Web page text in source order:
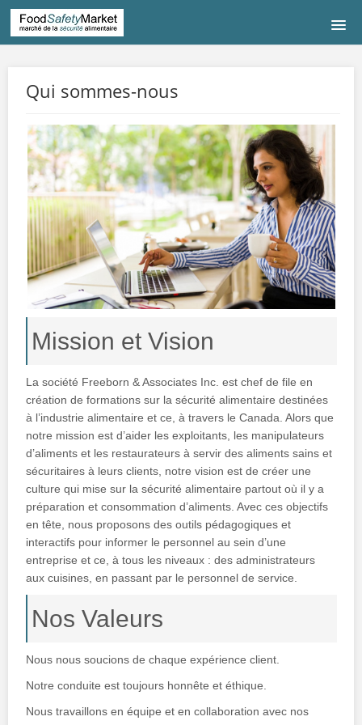
ENGLISH
QUI SOMMES-NOUS
LOGIN
Qui sommes-nous
Mission et Vision
La société Freeborn & Associates Inc. est chef de file en
création de formations sur la sécurité alimentaire destinées
à l’industrie alimentaire et ce, à travers le Canada. Alors que
notre mission est d’aider les exploitants, les manipulateurs
d’aliments et les restaurateurs à servir des aliments sains et
sécuritaires à leurs clients, notre vision est de créer une
culture qui mise sur la sécurité alimentaire partout où il y a
préparation et consommation d’aliments. Avec ces objectifs
en tête, nous proposons des outils pédagogiques et
interactifs pour informer le personnel au sein d’une
entreprise et ce, à tous les niveaux : des administrateurs
aux cuisines, en passant par le personnel de service.
Nos Valeurs
Nous nous soucions de chaque expérience client.
Notre conduite est toujours honnête et éthique.
Nous travaillons en équipe et en collaboration avec nos